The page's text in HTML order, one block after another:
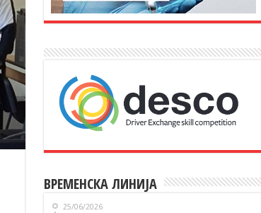
ВРЕМЕНСКА ЛИНИЈА
25/06/2026